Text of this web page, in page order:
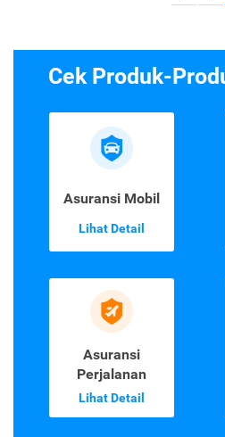
Cek Produk-
Asuransi Mobil
Lihat Detail
Asuransi
Perjalanan
Lihat Detail